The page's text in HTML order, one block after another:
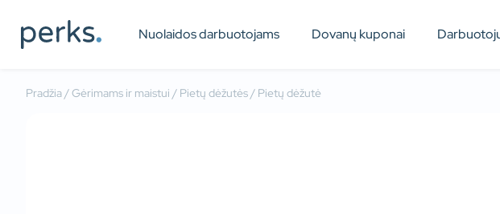
Nuolaidos darbuotojams Dovanų kuponai
Pradžia/Gėrimams ir maistui / Pietų dėžutės/ Pietų dėžutė